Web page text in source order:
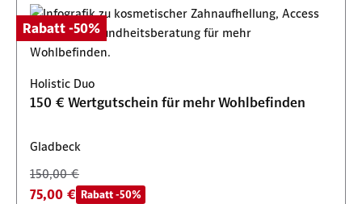
Rabatt -50%
Holistic Duo
150 € Wertgutschein für mehr Wohlbefinden
Gladbeck
150,00 €
75,00 € Rabatt -50%